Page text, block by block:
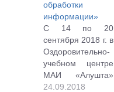
обработки
информации»
С 14 по 20
сентября 2018 г. в
Оздоровительно-
учебном центре
МАИ «Алушта»
(Республика
24.09.2018